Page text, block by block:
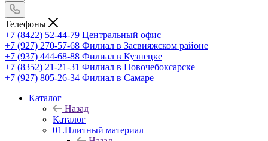
Телефоны
+7 (8422) 52-44-79 Центральный офис
+7 (927) 270-57-68 Филиал в Засвияжском районе
+7 (937) 444-68-88 Филиал в Кузнецке
+7 (8352) 21-21-31 Филиал в Новочебоксарске
+7 (927) 805-26-34 Филиал в Самаре
Каталог
Назад
Каталог
01.Плитный материал